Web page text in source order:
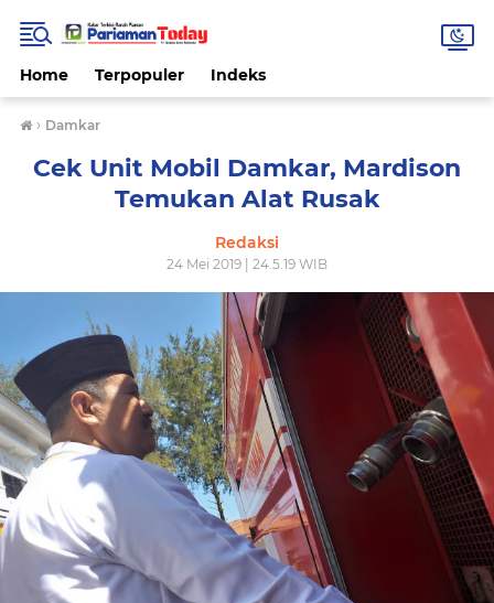
Home Terpopuler Indeks
› Damkar
Cek Unit Mobil Damkar, Mardison
Temukan Alat Rusak
Redaksi
24 Mei 2019 | 24.5.19 WIB